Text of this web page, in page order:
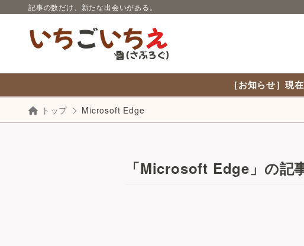
記事の数だけ、新たな出会いがある。
［お知らせ］現
トップ Microsoft Edge
「Microsoft Edge」の記